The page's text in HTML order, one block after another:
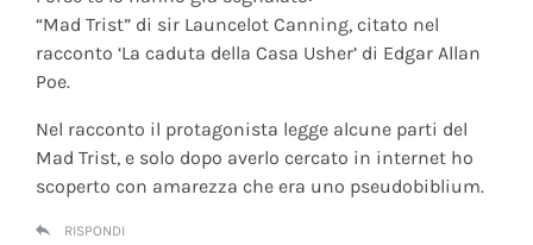
“Mad Trist” di sir Launcelot Canning, citato nel
racconto ‘La caduta della Casa Usher’ di Edgar Allan
Poe.
Nel racconto il protagonista legge alcune parti del
Mad Trist, e solo dopo averlo cercato in internet ho
scoperto con amarezza che era uno pseudobiblium.
RISPONDI